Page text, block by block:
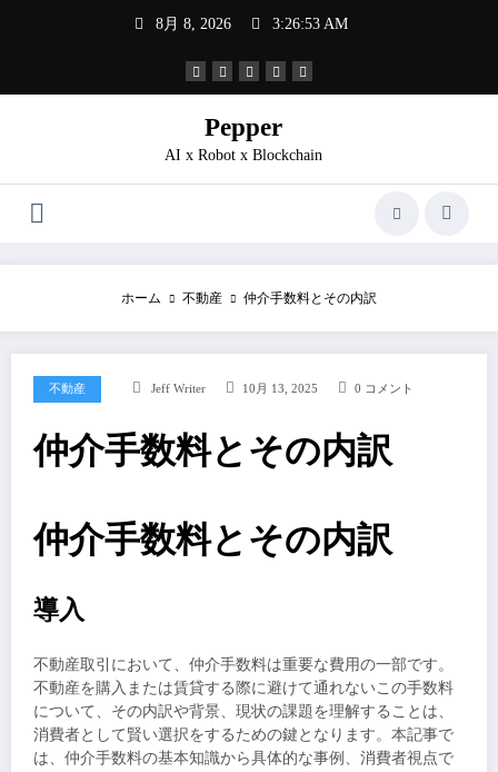
ツ
8月 8, 2026 3:26:54 AM
Pepper
AI x Robot x Blockchain
ホーム 不動産 仲介手数料とその内訳
不動産 Jeff Writer 10月 13, 2025 0 コメント
仲介手数料とその内訳
仲介手数料とその内訳
導入
不動産取引において、仲介手数料は重要な費用の一部です。
不動産を購入または賃貸する際に避けて通れないこの手数料
について、その内訳や背景、現状の課題を理解することは、
消費者として賢い選択をするための鍵となります。本記事で
は、仲介手数料の基本知識から具体的な事例、消費者視点で